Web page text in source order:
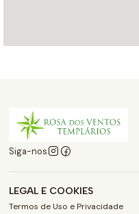
Siga-nos
LEGAL E COOKIES
Termos de Uso e Privacidade